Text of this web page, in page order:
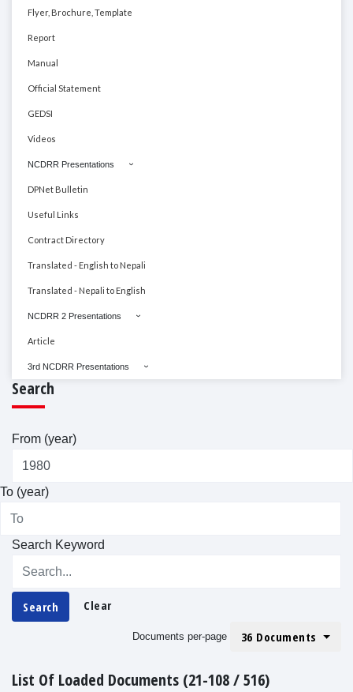
Flyer, Brochure, Template
Report
Manual
Official Statement
GEDSI
Videos
NCDRR Presentations
DPNet Bulletin
Useful Links
Contract Directory
Translated - English to Nepali
Translated - Nepali to English
NCDRR 2 Presentations
Article
3rd NCDRR Presentations
Search
From (year)
To (year)
Search Keyword
Search Clear
Documents per-page 36 Documents
List Of Loaded Documents (21-108 / 516)